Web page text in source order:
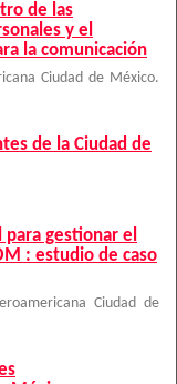
de las
y el
la comunicación
Ciudad de México.
de la Ciudad de
gestionar el
: estudio de caso
Ciudad de